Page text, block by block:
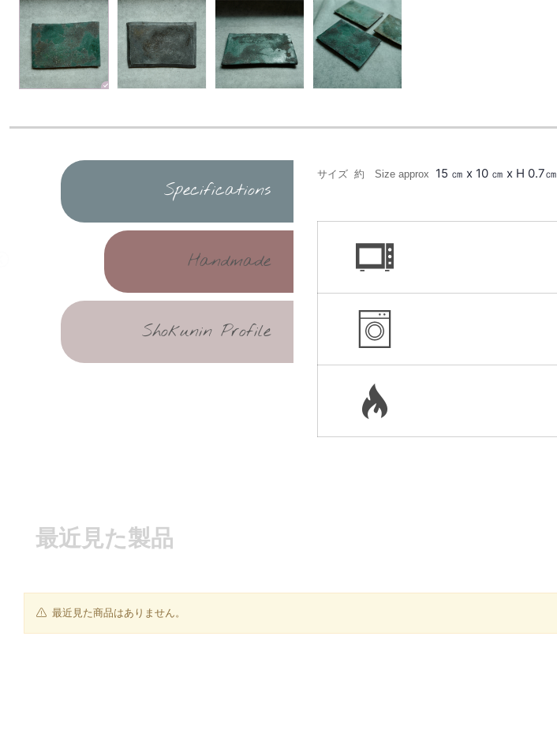
Specifications
Handmade
Shokunin Profile
サイズ 約 Size approx 15 ㎝ x 10 ㎝ x H 0.7㎝
最近見た製品
最近見た商品はありません。